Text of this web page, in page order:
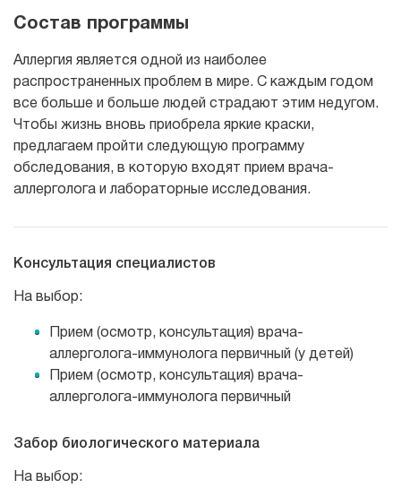
Состав программы
Аллергия является одной из наиболее
распространенных проблем в мире. С каждым годом
все больше и больше людей страдают этим недугом.
Чтобы жизнь вновь приобрела яркие краски,
предлагаем пройти следующую программу
обследования, в которую входят прием врача-
аллерголога и лабораторные исследования.
Консультация специалистов
На выбор:
Прием (осмотр, консультация) врача-
аллерголога-иммунолога первичный (у детей)
Прием (осмотр, консультация) врача-
аллерголога-иммунолога первичный
Забор биологического материала
На выбор: